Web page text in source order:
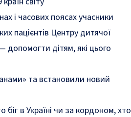
і часових поясах учасники
пацієнтів Центру дитячої
— допомогти дітям, які цього
та встановили новий
в Україні чи за кордоном, хто